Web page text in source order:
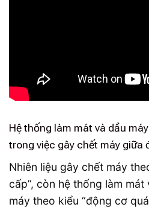
Hệ thống làm mát và dầu
trong việc gây chết máy giữa
Nhiên liệu gây chết máy
cấp”, còn hệ thống làm
máy theo kiểu “động cơ